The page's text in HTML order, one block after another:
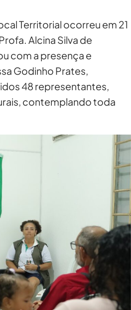
Territorial ocorreu em 21
Alcina Silva de
com a presença e
Godinho Prates,
48 representantes,
contemplando toda